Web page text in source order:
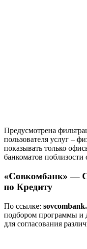
Предусмотрена
пользователя услуг –
показывать только
банкоматов поблизости
«Совкомбанк» —
по Кредиту
По ссылке:
подбором программы и
для согласования